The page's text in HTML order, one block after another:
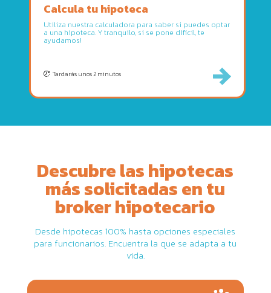
Calcula tu hipoteca
Utiliza nuestra calculadora para saber si puedes optar
a una hipoteca. Y tranquilo, si se pone difícil, te
ayudamos!
Tardarás unos 2 minutos
Descubre las hipotecas
más solicitadas en tu
broker hipotecario
Desde hipotecas 100% hasta opciones especiales
para funcionarios. Encuentra la que se adapta a tu
vida.